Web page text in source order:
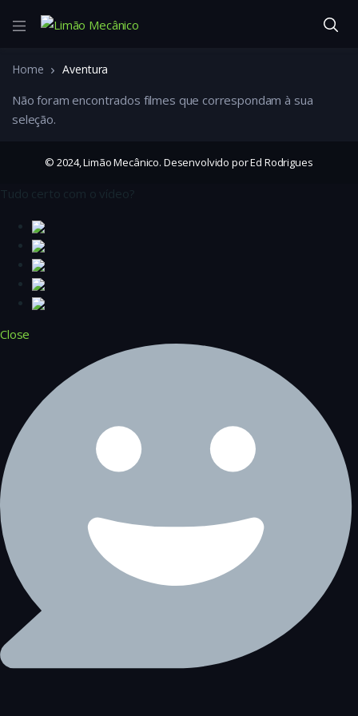
Home Aventura
Não foram encontrados filmes que correspondam à sua
seleção.
© 2024, Limão Mecânico. Desenvolvido por Ed Rodrigues
Tudo certo com o vídeo?
Close